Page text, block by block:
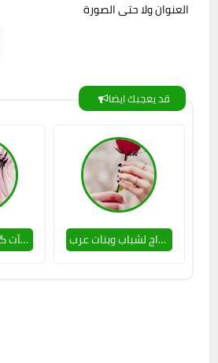
قد يعجبك ايضا
بـಿـنآت مـಿـصــريآت گيوت ♥💋 قروب زواج لشباب وبنات عرب 🌸👩‍❤️‍💋‍👩